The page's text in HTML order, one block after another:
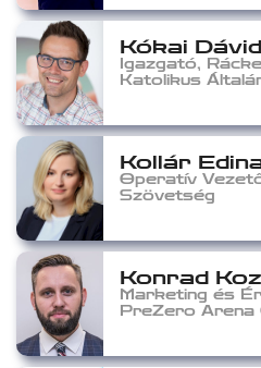
Kókai Dávid
Igazgató,
Katolikus
Kollár
Operatív
Szövetség
Konrad
Marketing és
PreZero Arena